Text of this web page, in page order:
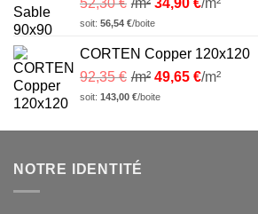
52,30€ /m² 34,90 €/m²
soit: 56,54 €/boite
CORTEN Copper 120x120
92,35€ /m² 49,65 €/m²
soit: 143,00 €/boite
NOTRE IDENTITÉ